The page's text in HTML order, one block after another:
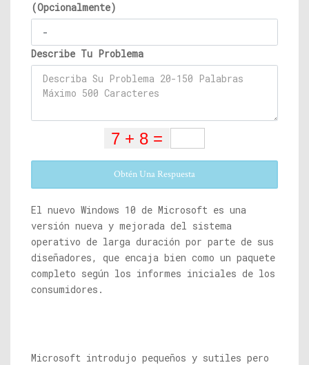
(Opcionalmente)
Describe Tu Problema
Obtén Una Respuesta
El nuevo Windows 10 de Microsoft es una
versión nueva y mejorada del sistema
operativo de larga duración por parte de sus
diseñadores, que encaja bien como un paquete
completo según los informes iniciales de los
consumidores.
Microsoft introdujo pequeños y sutiles pero